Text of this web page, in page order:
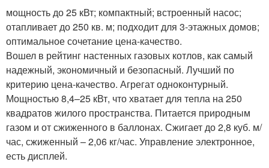
мощность до 25 кВт; компактный; встроенный насос;
отапливает до 250 кв. м; подходит для 3-этажных домов;
оптимальное сочетание цена-качество.
Вошел в рейтинг настенных газовых котлов, как самый
надежный, экономичный и безопасный. Лучший по
критерию цена-качество. Агрегат одноконтурный.
Мощностью 8,4–25 кВт, что хватает для тепла на 250
квадратов жилого пространства. Питается природным
газом и от сжиженного в баллонах. Сжигает до 2,8 куб. м/
час, сжиженный – 2,06 кг/час. Управление электронное,
есть дисплей.